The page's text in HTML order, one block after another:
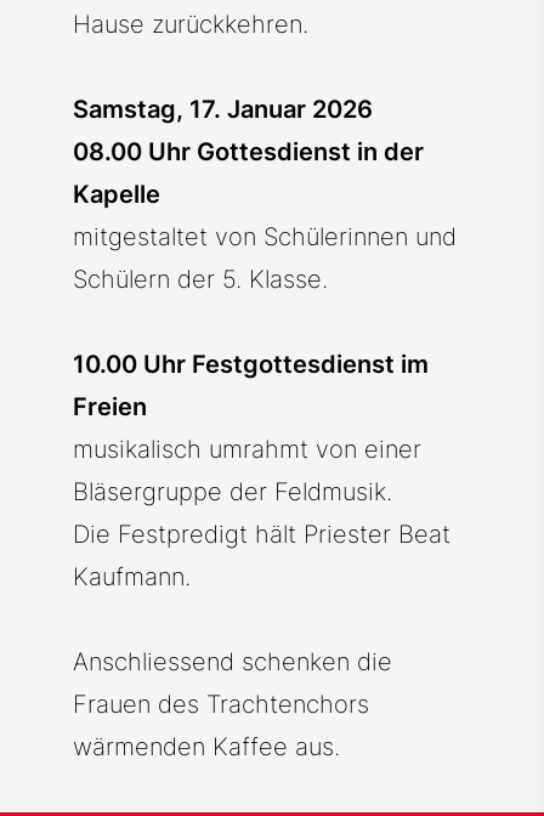
Hause zurückkehren.
Samstag, 17. Januar 2026
08.00 Uhr Gottesdienst in der
Kapelle
mitgestaltet von Schülerinnen und
Schülern der 5. Klasse.
10.00 Uhr Festgottesdienst im
Freien
musikalisch umrahmt von einer
Bläsergruppe der Feldmusik.
Die Festpredigt hält Priester Beat
Kaufmann.
Anschliessend schenken die
Frauen des Trachtenchors
wärmenden Kaffee aus.